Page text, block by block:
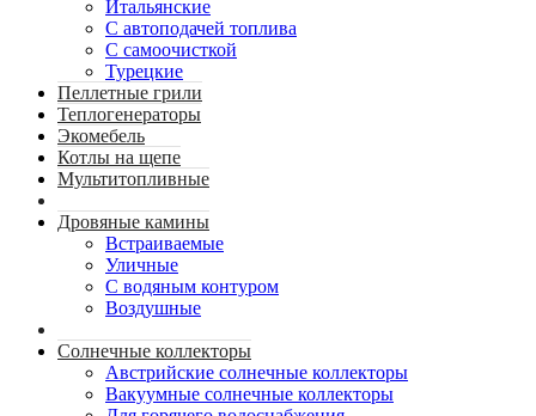
Итальянские
С автоподачей топлива
С самоочисткой
Турецкие
Пеллетные грили
Теплогенераторы
Экомебель
Котлы на щепе
Мультитопливные
Дровяные камины
Встраиваемые
Уличные
С водяным контуром
Воздушные
Солнечные коллекторы
Австрийские солнечные коллекторы
Вакуумные солнечные коллекторы